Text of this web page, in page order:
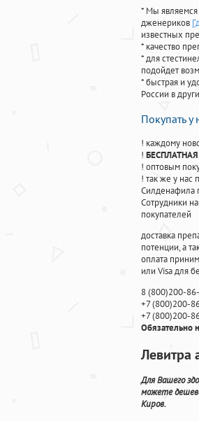
* Мы
дженериков
известных
* качество
* для
подойдет
* быстрая и
России в
Покупать у
! каждому
!
! оптовым
! так же у нас
Силденафила
Cотрудники
покупателей
доставка
потенции, а
оплата
или Visa для
8(800)200-
+7(800)200-
+7(800)200-
Обязательно
Левитра
Для Вашего
можете
Киров.